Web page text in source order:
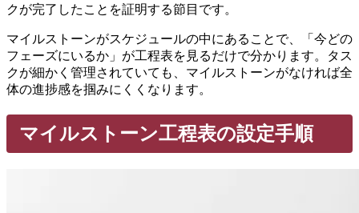
クが完了したことを証明する節目です。
マイルストーンがスケジュールの中にあることで、「今どの
フェーズにいるか」が工程表を見るだけで分かります。タス
クが細かく管理されていても、マイルストーンがなければ全
体の進捗感を掴みにくくなります。
マイルストーン工程表の設定手順